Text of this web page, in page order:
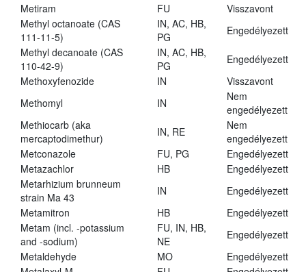
Metiram
FU
Visszavont
Methyl octanoate (CAS
111-11-5)
IN, AC, HB,
PG
Engedélyezett
Methyl decanoate (CAS
110-42-9)
IN, AC, HB,
PG
Engedélyezett
Methoxyfenozide
IN
Visszavont
Methomyl
IN
Nem
engedélyezett
Methiocarb (aka
mercaptodimethur)
IN, RE
Nem
engedélyezett
Metconazole
FU, PG
Engedélyezett
Metazachlor
HB
Engedélyezett
Metarhizium brunneum
strain Ma 43
IN
Engedélyezett
Metamitron
HB
Engedélyezett
Metam (incl. -potassium
and -sodium)
FU, IN, HB,
NE
Engedélyezett
Metaldehyde
MO
Engedélyezett